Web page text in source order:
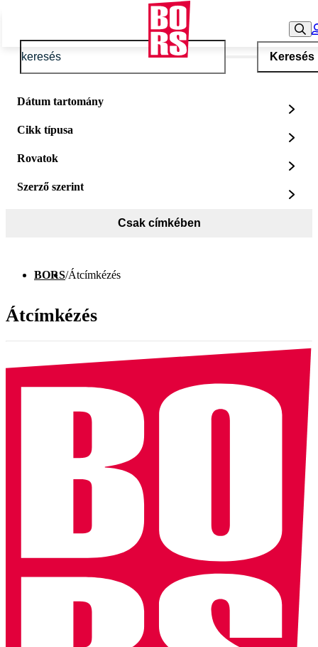
Keresés
Dátum tartomány
Cikk típusa
Rovatok
Szerző szerint
Csak címkében
BORS/Átcímkézés
Átcímkézés